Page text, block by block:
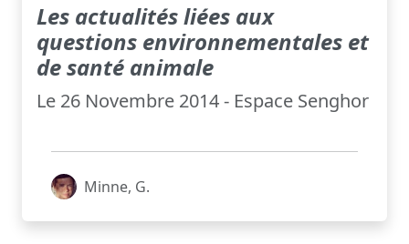
Les actualités liées aux
questions environnementales et
de santé animale
Le 26 Novembre 2014 - Espace Senghor
Minne, G.